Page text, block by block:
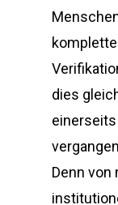
dies
einerseits
Denn von